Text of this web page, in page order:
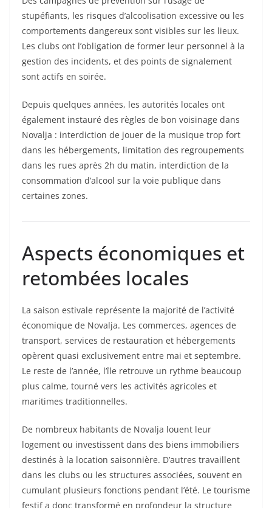
stupéfiants, les risques d’alcoolisation excessive ou les
comportements dangereux sont visibles sur les lieux.
Les clubs ont l’obligation de former leur personnel à la
gestion des incidents, et des points de signalement
sont actifs en soirée.
Depuis quelques années, les autorités locales ont
également instauré des règles de bon voisinage dans
Novalja : interdiction de jouer de la musique trop fort
dans les hébergements, limitation des regroupements
dans les rues après 2h du matin, interdiction de la
consommation d’alcool sur la voie publique dans
certaines zones.
Aspects économiques et
retombées locales
La saison estivale représente la majorité de l’activité
économique de Novalja. Les commerces, agences de
transport, services de restauration et hébergements
opèrent quasi exclusivement entre mai et septembre.
Le reste de l’année, l’île retrouve un rythme beaucoup
plus calme, tourné vers les activités agricoles et
maritimes traditionnelles.
De nombreux habitants de Novalja louent leur
logement ou investissent dans des biens immobiliers
destinés à la location saisonnière. D’autres travaillent
dans les clubs ou les structures associées, souvent en
cumulant plusieurs fonctions pendant l’été. Le tourisme
festif a donc transformé en profondeur la structure